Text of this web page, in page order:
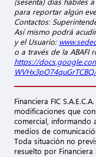
para reportar algún
Contactos:
Así mismo podrá
y el Usuario:
o a través de la ABAFI
https://
Financiera FIC
modificaciones que
comercial, informando
medios de
Toda situación no
resuelto por Financiera